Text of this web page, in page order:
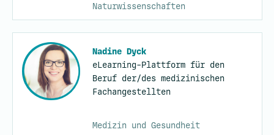
Naturwissenschaften
Nadine Dyck
eLearning-Plattform für den
Beruf der/des medizinischen
Fachangestellten
Medizin und Gesundheit